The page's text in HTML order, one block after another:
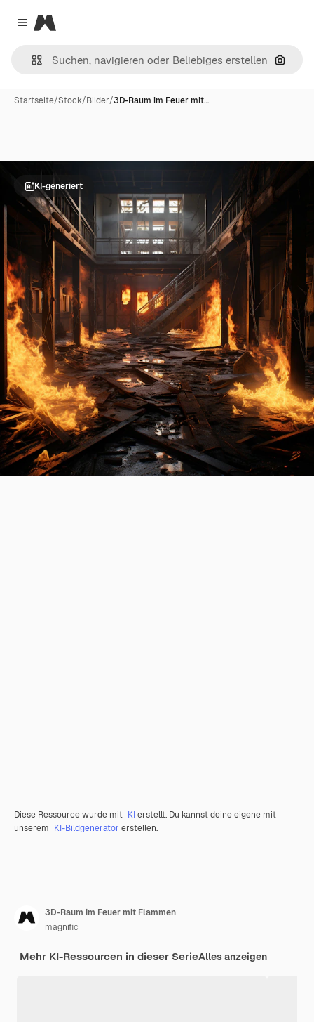
Close menu
Magnific
Nach
Startseite/Stock/Bilder/3D-Raum im Feuer mit…
KI-generiert
Diese Ressource wurde mit KIerstellt. Du kannst deine eigene mit
unserem KI-Bildgenerator erstellen.
3D-Raum im Feuer mit Flammen
magnific
Mehr KI-Ressourcen in dieser SerieAlles anzeigen